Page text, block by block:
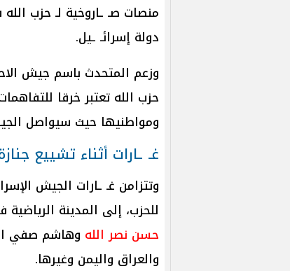
منصات صـ ـاروخية لـ حزب
دولة إسرائـ ـيل.
وزعم المتحدث باسم جيش
حزب الله تعتبر خرقا
ومواطنيها حيث سيواصل
غـ ـارات أثناء تشييع
وتتزامن غـ ـارات الجيش
للحزب، إلى المدينة
حسن نصر الله وهاشم صفي
والعراق واليمن وغيرها.